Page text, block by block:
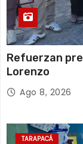
Refuerzan
Lorenzo
Ago 8, 2026
TARAPACÁ